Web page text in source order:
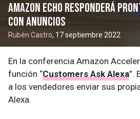
Amazon Echo responderá
con anuncios
Rubén Castro, 17 septiembre 2022
En la conferencia Amazon
función “Customers Ask Alexa”.
a los vendedores enviar sus
Alexa.